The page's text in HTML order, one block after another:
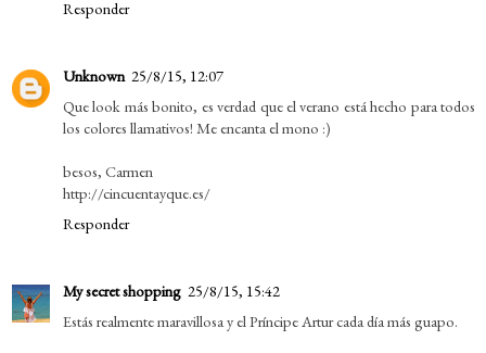
Responder
Unknown 25/8/15, 12:07
Que look más bonito, es verdad que el verano está hecho para todos
los colores llamativos! Me encanta el mono :)
besos, Carmen
http://cincuentayque.es/
Responder
My secret shopping 25/8/15, 15:42
Estás realmente maravillosa y el Príncipe Artur cada día más guapo.